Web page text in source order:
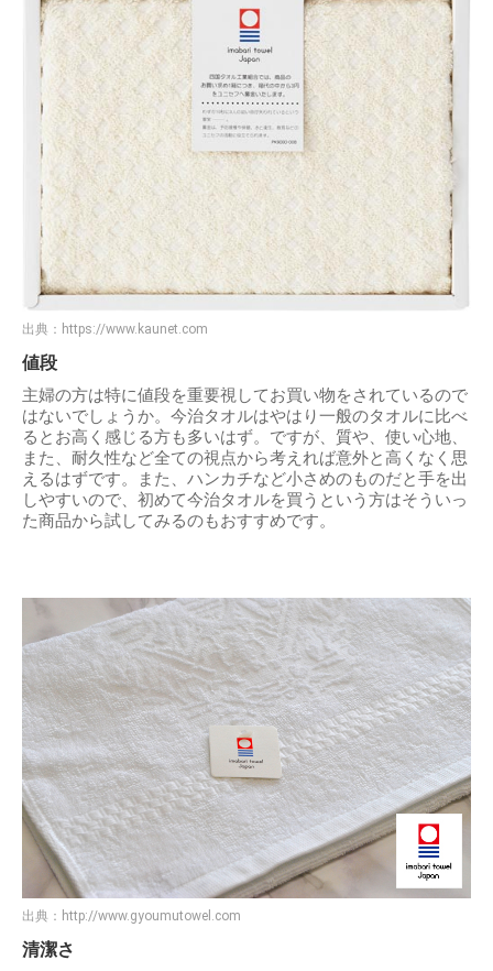
出典： https://www.kaunet.com
値段
主婦の方は特に値段を重要視してお買い物をされているので
はないでしょうか。今治タオルはやはり一般のタオルに比べ
るとお高く感じる方も多いはず。ですが、質や、使い心地、
また、耐久性など全ての視点から考えれば意外と高くなく思
えるはずです。また、ハンカチなど小さめのものだと手を出
しやすいので、初めて今治タオルを買うという方はそういっ
た商品から試してみるのもおすすめです。
出典： http://www.gyoumutowel.com
清潔さ